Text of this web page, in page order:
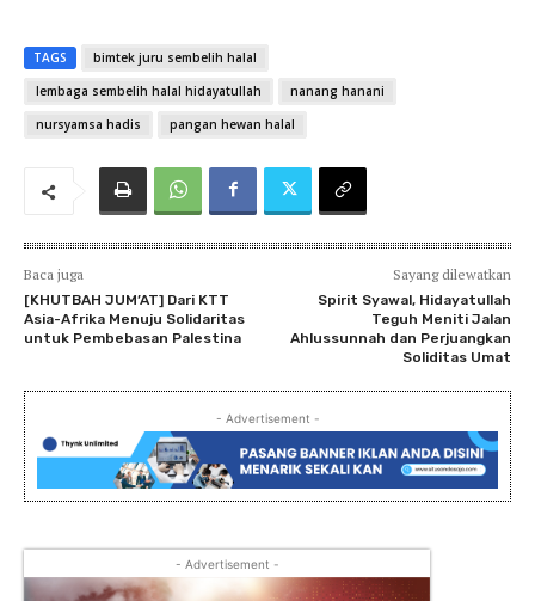
TAGS
bimtek juru sembelih halal
lembaga sembelih halal hidayatullah
nanang hanani
nursyamsa hadis
pangan hewan halal
Baca juga
[KHUTBAH JUM’AT] Dari KTT
Asia-Afrika Menuju Solidaritas
untuk Pembebasan Palestina
Sayang dilewatkan
Spirit Syawal, Hidayatullah
Teguh Meniti Jalan
Ahlussunnah dan Perjuangkan
Soliditas Umat
- Advertisement -
- Advertisement -